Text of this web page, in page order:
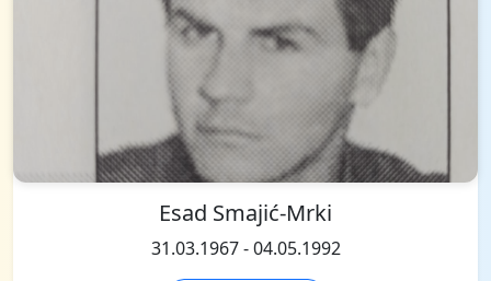
Esad Smajić-Mrki
31.03.1967 - 04.05.1992